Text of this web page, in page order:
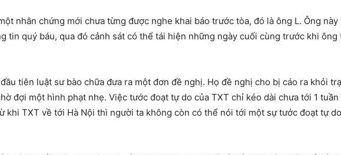
nhân chứng mới chưa từng được nghe khai báo trước tòa, đó là ông L. Ông
tin quý báu, qua đó cảnh sát có thể tái hiện những ngày cuối cùng trước khi
tiên luật sư bào chữa đưa ra một đơn đề nghị. Họ đề nghị cho bị cáo ra khỏi
đợi một hình phạt nhẹ. Việc tước đoạt tự do của TXT chỉ kéo dài chưa tới 1
khi TXT về tới Hà Nội thì người ta không còn có thể nói tới một sự tước đoạt tự